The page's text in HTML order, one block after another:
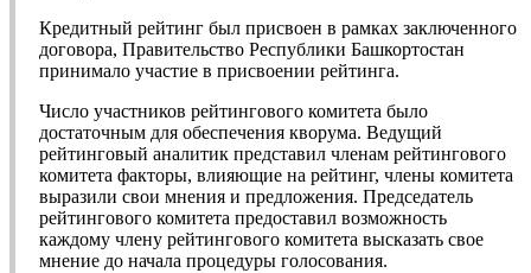
Кредитный рейтинг был присвоен в рамках заключенного
договора, Правительство Республики Башкортостан
принимало участие в присвоении рейтинга.
Число участников рейтингового комитета было
достаточным для обеспечения кворума. Ведущий
рейтинговый аналитик представил членам рейтингового
комитета факторы, влияющие на рейтинг, члены комитета
выразили свои мнения и предложения. Председатель
рейтингового комитета предоставил возможность
каждому члену рейтингового комитета высказать свое
мнение до начала процедуры голосования.